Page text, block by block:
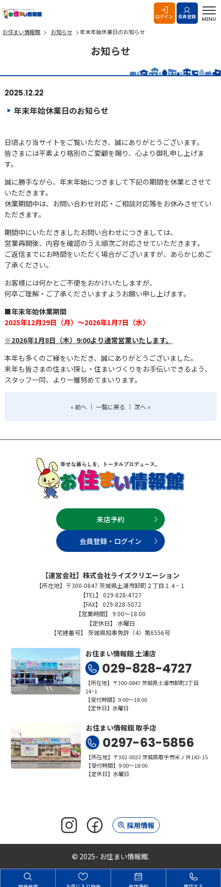
ログイン 会員登録 MENU
お住まい情報館 お知らせ 年末年始休業日のお知らせ
お知らせ
2025.12.22
年末年始休業日のお知らせ
日頃より当サイトをご覧いただき、誠にありがとうございます。
皆さまには平素より格別のご愛顧を賜り、心より御礼申し上げま
す。
誠に勝手ながら、年末年始につきまして下記の期間を休業とさせて
いただきます。
休業期間中は、お問い合わせ対応・ご相談対応等をお休みさせてい
ただきます。
期間中にいただきましたお問い合わせにつきましては、
営業再開後、内容を確認のうえ順次ご対応させていただきます。
ご返信までにお時間をいただく場合がございますが、あらかじめご
了承ください。
お客様には何かとご不便をおかけいたしますが、
何卒ご理解・ご了承くださいますようお願い申し上げます。
■年末年始休業期間
2025年12月29日（月）～2026年1月7日（水）
※2026年1月8日（木）9:00より通常営業いたします。
本年も多くのご縁をいただき、誠にありがとうございました。
来年も皆さまの住まい探し・住まいづくりをお手伝いできるよう、
スタッフ一同、より一層努めてまいります。
« 前へ｜ 一覧に戻る ｜ 次へ»
来店予約
会員登録・ログイン
【運営会社】株式会社ライズクリエーション
【所在地】〒300-0847 茨城県土浦市卸町２丁目１４−１
【TEL】 029-828-4727
【FAX】 029-828-5072
【営業時間】 9:00～18:00
【定休日】 水曜日
【宅建番号】 茨城県知事免許（4）第6556号
お住まい情報館 土浦店
029-828-4727
【所在地】〒300-0847 茨城県土浦市卸町2丁目
14−1
【受付時間】9:00～18:00
【定休日】水曜日
お住まい情報館 取手店
0297-63-5856
【所在地】〒302-0033 茨城県取手市米ノ井143-15
【受付時間】9:00～18:00
【定休日】水曜日
採用情報
© 2025- お住まい情報館.